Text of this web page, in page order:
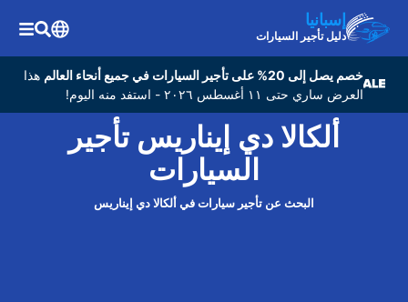
إسبانيا
دليل تأجير السيارات
خصم يصل إلى 20% على تأجير السيارات في جميع أنحاء العالم
هذا
العرض ساري حتى ١١ أغسطس ٢٠٢٦ - استفد منه اليوم!
ألكالا دي إيناريس تأجير
السيارات
البحث عن تأجير سيارات في ألكالا دي إيناريس